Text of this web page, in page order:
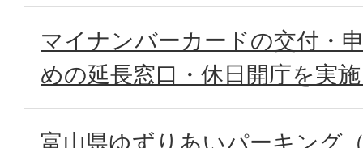
マイナンバーカードの交付・
めの延長窓口・休日開庁を実
富山県ゆずりあいパーキング